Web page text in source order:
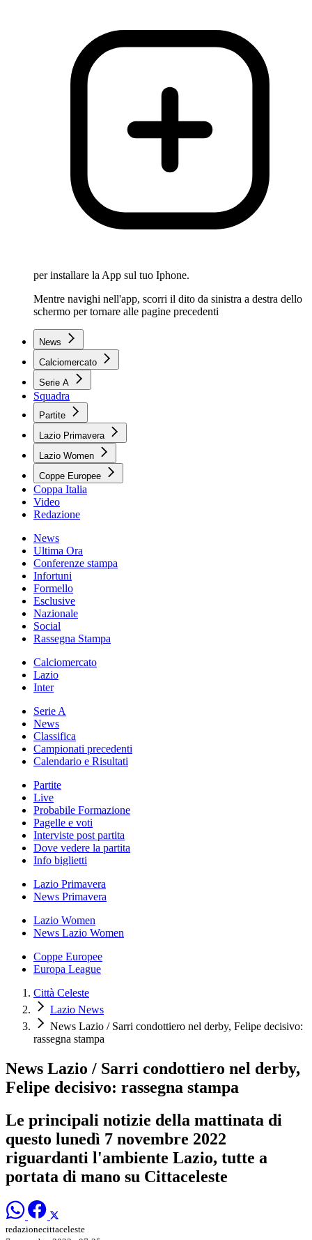
per installare la App sul tuo Iphone.
Mentre navighi nell'app, scorri il dito da sinistra a destra dello
schermo per tornare alle pagine precedenti
News
Calciomercato
Serie A
Squadra
Partite
Lazio Primavera
Lazio Women
Coppe Europee
Coppa Italia
Video
Redazione
News
Ultima Ora
Conferenze stampa
Infortuni
Formello
Esclusive
Nazionale
Social
Rassegna Stampa
Calciomercato
Lazio
Inter
Serie A
News
Classifica
Campionati precedenti
Calendario e Risultati
Partite
Live
Probabile Formazione
Pagelle e voti
Interviste post partita
Dove vedere la partita
Info biglietti
Lazio Primavera
News Primavera
Lazio Women
News Lazio Women
Coppe Europee
Europa League
Città Celeste
Lazio News
News Lazio / Sarri condottiero nel derby, Felipe decisivo:
rassegna stampa
News Lazio / Sarri condottiero nel derby,
Felipe decisivo: rassegna stampa
Le principali notizie della mattinata di
questo lunedì 7 novembre 2022
riguardanti l'ambiente Lazio, tutte a
portata di mano su Cittaceleste
redazionecittaceleste